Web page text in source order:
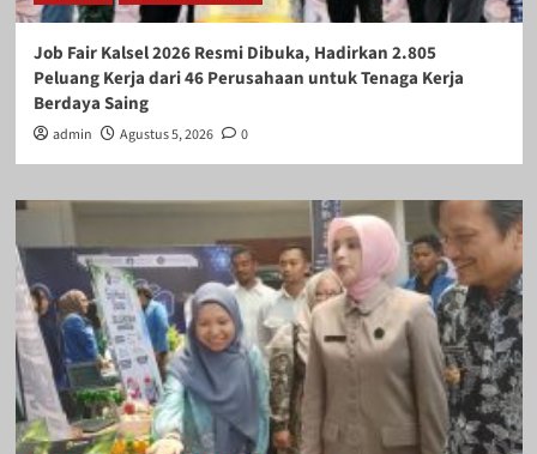
Job Fair Kalsel 2026 Resmi Dibuka, Hadirkan 2.805
Peluang Kerja dari 46 Perusahaan untuk Tenaga Kerja
Berdaya Saing
admin Agustus 5, 2026 0